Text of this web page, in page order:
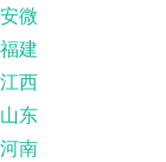
安微
福建
江西
山东
河南